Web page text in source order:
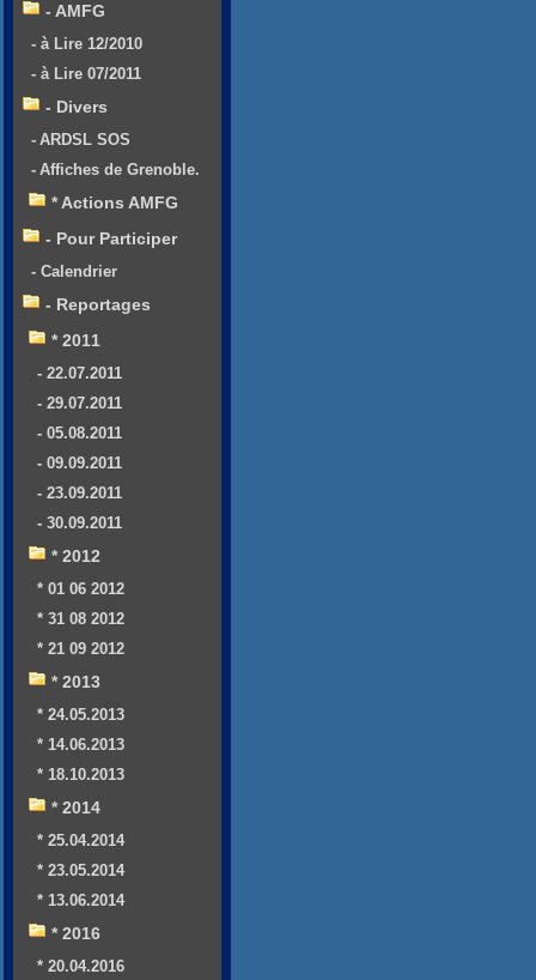
- AMFG
- à Lire 12/2010
- à Lire 07/2011
- Divers
- ARDSL SOS
- Affiches de Grenoble.
* Actions AMFG
- Pour Participer
- Calendrier
- Reportages
* 2011
- 22.07.2011
- 29.07.2011
- 05.08.2011
- 09.09.2011
- 23.09.2011
- 30.09.2011
* 2012
* 01 06 2012
* 31 08 2012
* 21 09 2012
* 2013
* 24.05.2013
* 14.06.2013
* 18.10.2013
* 2014
* 25.04.2014
* 23.05.2014
* 13.06.2014
* 2016
* 20.04.2016